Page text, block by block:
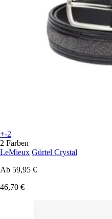
+-2
2 Farben
LeMieux Gürtel Crystal
Ab 59,95 €
46,70 €